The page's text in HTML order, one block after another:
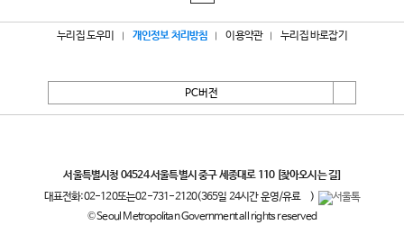
누리집 도우미 개인정보 처리방침 이용약관 누리집 바로잡기
PC버전
서울특별시청 04524 서울특별시 중구 세종대로 110 [찾아오시는 길]
대표전화:02-120또는02-731-2120(365일 24시간 운영/유료
)
© Seoul Metropolitan Government all rights reserved